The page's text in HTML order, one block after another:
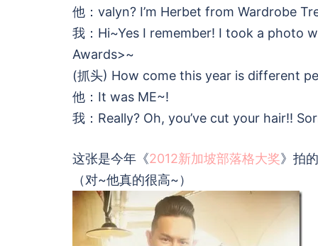
他：valyn? I’m Herbet from Wardrobe
我：Hi~Yes I remember! I took a photo
Awards>~
(抓头) How come this year is different
他：It was ME~!
我：Really? Oh, you’ve cut your hair!!
这张是今年《2012新加坡部落格大奖》拍
（对~他真的很高~）